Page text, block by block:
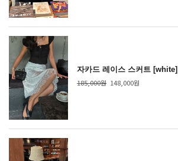
자카드 레이스 스커트 [white]
185,000원 148,000원